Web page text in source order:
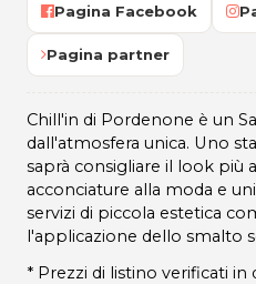
Pagina Facebook
Pagina partner
Chill'in di Pordenone è un
dall'atmosfera unica. Uno
saprà consigliare il look più
acconciature alla moda e
servizi di piccola estetica
l'applicazione dello smalto
* Prezzi di listino verificati in